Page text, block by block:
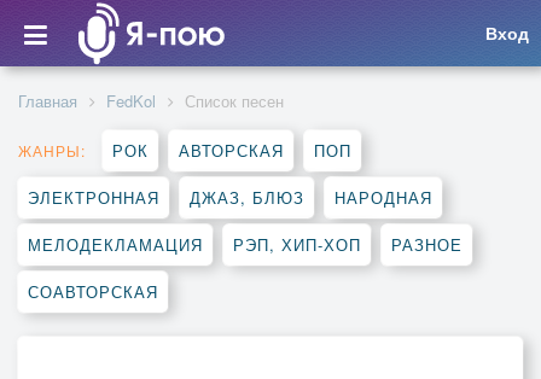
Вход
Главная FedKol Список песен
ЖАНРЫ: РОК АВТОРСКАЯ ПОП
ЭЛЕКТРОННАЯ ДЖАЗ, БЛЮЗ НАРОДНАЯ
МЕЛОДЕКЛАМАЦИЯ РЭП, ХИП-ХОП РАЗНОЕ
СОАВТОРСКАЯ